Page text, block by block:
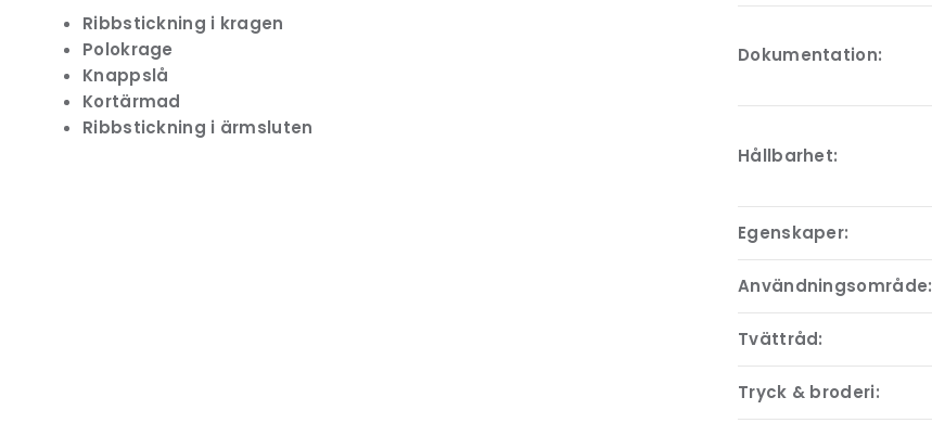
Ribbstickning i kragen
Polokrage
Knappslå
Kortärmad
Ribbstickning i ärmsluten
Dokumentation:
Hållbarhet:
Egenskaper:
Användningsområde:
Tvättråd:
Tryck & broderi: